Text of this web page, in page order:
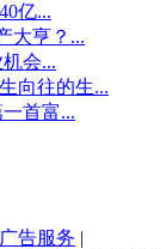
亿...
大亨？...
会...
向往的生...
首富...
广告服务 |